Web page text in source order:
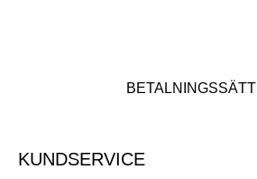
BETALNINGSSÄTT
KUNDSERVICE